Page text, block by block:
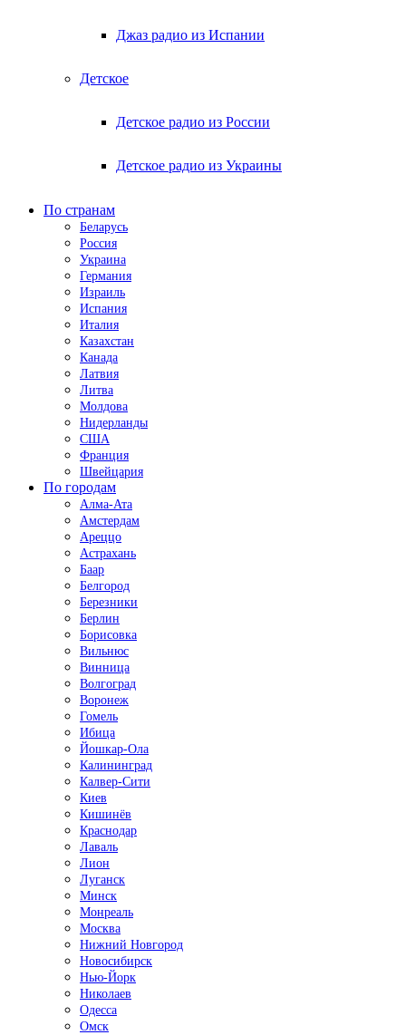
Джаз радио из Испании
Детское
Детское радио из России
Детское радио из Украины
По странам
Беларусь
Россия
Украина
Германия
Израиль
Испания
Италия
Казахстан
Канада
Латвия
Литва
Молдова
Нидерланды
США
Франция
Швейцария
По городам
Алма-Ата
Амстердам
Ареццо
Астрахань
Баар
Белгород
Березники
Берлин
Борисовка
Вильнюс
Винница
Волгоград
Воронеж
Гомель
Ибица
Йошкар-Ола
Калининград
Калвер-Сити
Киев
Кишинёв
Краснодар
Лаваль
Лион
Луганск
Минск
Монреаль
Москва
Нижний Новгород
Новосибирск
Нью-Йорк
Николаев
Одесса
Омск